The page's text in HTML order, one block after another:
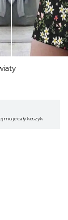
RABAT 15%
produktów w sklepie i